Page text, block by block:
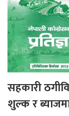
सहकारी
शुल्क र